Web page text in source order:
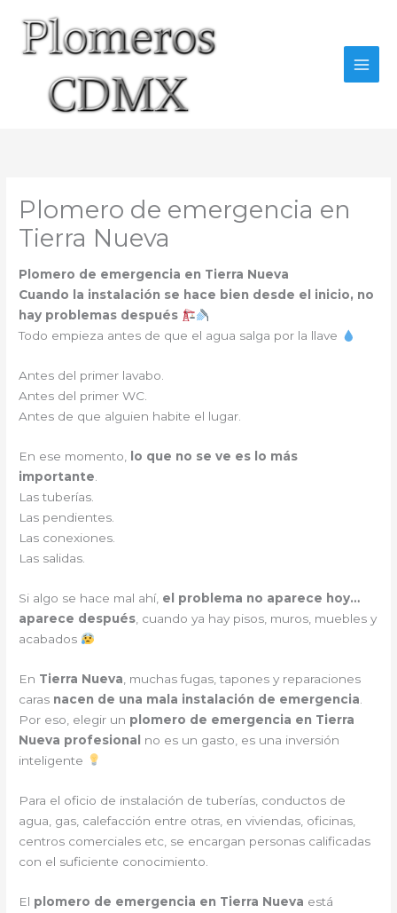
contenido
Plomero de emergencia en
Tierra Nueva
Plomero de emergencia en Tierra Nueva
Cuando la instalación se hace bien desde el inicio, no
hay problemas después
Todo empieza antes de que el agua salga por la llave
Antes del primer lavabo.
Antes del primer WC.
Antes de que alguien habite el lugar.
En ese momento,
lo que no se ve es lo más
importante
Las tuberías.
Las pendientes.
Las conexiones.
Las salidas.
Si algo se hace mal ahí, el problema no aparece hoy…
aparece después , cuando ya hay pisos, muros, muebles y
acabados
En Tierra Nueva , muchas fugas, tapones y reparaciones
caras nacen de una mala instalación de emergencia
Por eso, elegir un plomero de emergencia en Tierra
Nueva profesional
no es un gasto, es una inversión
inteligente
Para el oficio de instalación de tuberías, conductos de
agua, gas, calefacción entre otras, en viviendas, oficinas,
centros comerciales etc, se encargan personas calificadas
con el suficiente conocimiento.
El plomero de emergencia en Tierra Nueva está